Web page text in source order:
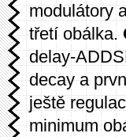
modulátory
třetí obálka.
delay-
decay a
ještě
minimum